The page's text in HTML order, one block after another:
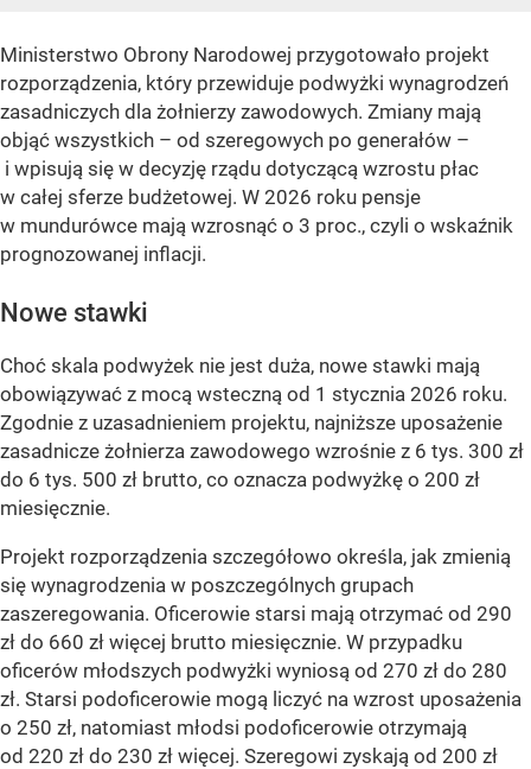
Ministerstwo Obrony Narodowej przygotowało projekt
rozporządzenia, który przewiduje podwyżki wynagrodzeń
zasadniczych dla żołnierzy zawodowych. Zmiany mają
objąć wszystkich – od szeregowych po generałów –
i wpisują się w decyzję rządu dotyczącą wzrostu płac
w całej sferze budżetowej. W 2026 roku pensje
w mundurówce mają wzrosnąć o 3 proc., czyli o wskaźnik
prognozowanej inflacji.
Nowe stawki
Choć skala podwyżek nie jest duża, nowe stawki mają
obowiązywać z mocą wsteczną od 1 stycznia 2026 roku.
Zgodnie z uzasadnieniem projektu, najniższe uposażenie
zasadnicze żołnierza zawodowego wzrośnie z 6 tys. 300 zł
do 6 tys. 500 zł brutto, co oznacza podwyżkę o 200 zł
miesięcznie.
Projekt rozporządzenia szczegółowo określa, jak zmienią
się wynagrodzenia w poszczególnych grupach
zaszeregowania. Oficerowie starsi mają otrzymać od 290
zł do 660 zł więcej brutto miesięcznie. W przypadku
oficerów młodszych podwyżki wyniosą od 270 zł do 280
zł. Starsi podoficerowie mogą liczyć na wzrost uposażenia
o 250 zł, natomiast młodsi podoficerowie otrzymają
od 220 zł do 230 zł więcej. Szeregowi zyskają od 200 zł